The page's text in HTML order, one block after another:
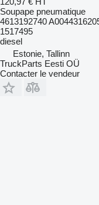
Soupape pneumatique
4613192740
1517495
diesel
Estonie, Tallinn
TruckParts Eesti OÜ
Contacter le vendeur